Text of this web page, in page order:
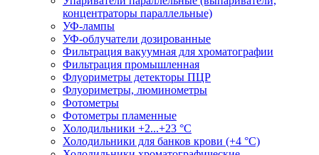
концентраторы параллельные)
УФ-лампы
УФ-облучатели дозированные
Фильтрация вакуумная для хроматографии
Фильтрация промышленная
Флуориметры детекторы ПЦР
Флуориметры, люминометры
Фотометры
Фотометры пламенные
Холодильники +2...+23 °С
Холодильники для банков крови (+4 °С)